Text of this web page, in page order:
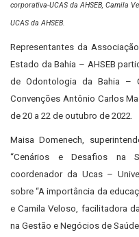
corporativa-UCAS da AHSEB, Camila
UCAS da AHSEB.
Representantes da
Estado da Bahia – AHSEB
de Odontologia da Bahia –
Convenções Antônio Carlos
de 20 a 22 de outubro de 2022.
Maisa Domenech,
“Cenários e Desafios na
coordenador da Ucas –
sobre “A importância da
e Camila Veloso, facilitadora
na Gestão e Negócios de